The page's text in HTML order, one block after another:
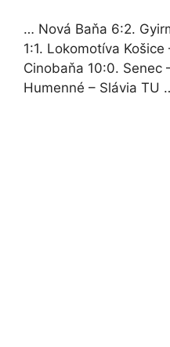
… Nová Baňa 6:2.
1:1. Lokomotíva
Cinobaňa 10:0. Senec
Humenné – Slávia TU